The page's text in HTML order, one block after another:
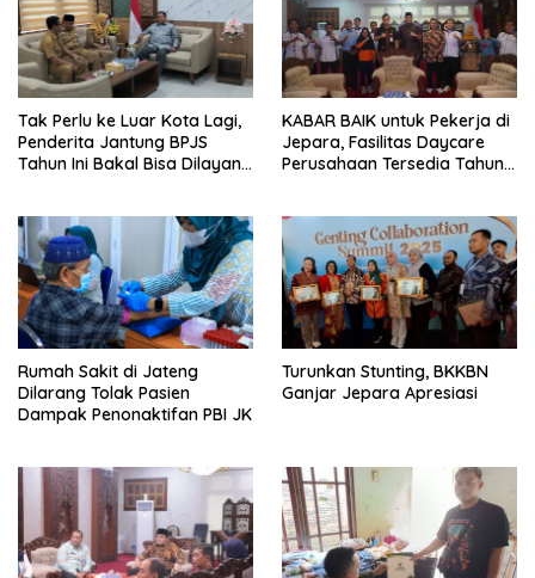
Tak Perlu ke Luar Kota Lagi,
Penderita Jantung BPJS
Tahun Ini Bakal Bisa Dilayani
KABAR BAIK untuk Pekerja di
Jepara, Fasilitas Daycare
Perusahaan Tersedia Tahun
Rumah Sakit di Jateng
Dilarang Tolak Pasien
Dampak Penonaktifan PBI JK
Turunkan Stunting, BKKBN
Ganjar Jepara Apresiasi